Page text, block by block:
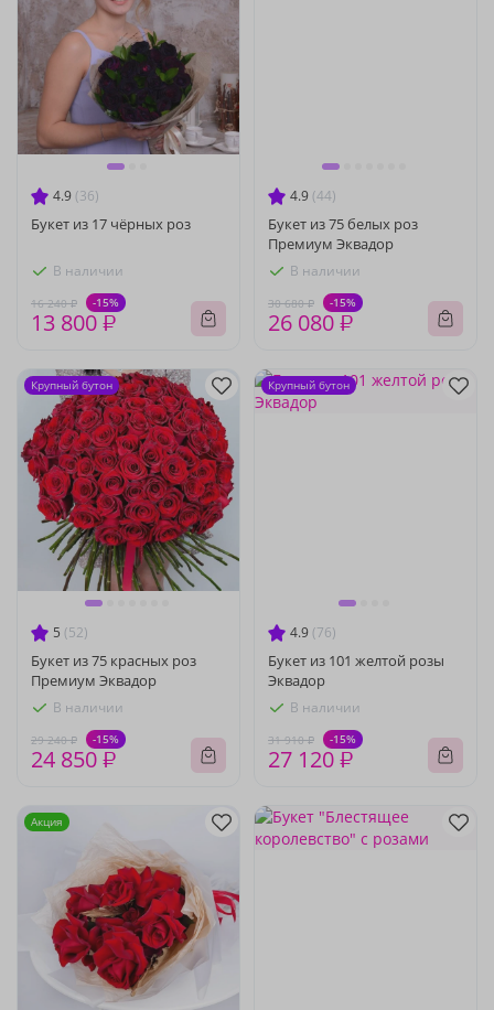
4.9 (36)
Букет из 17 чёрных роз
В наличии
16 240 ₽ -15%
13 800 ₽
4.9 (44)
Букет из 75 белых роз
Премиум Эквадор
В наличии
30 680 ₽ -15%
26 080 ₽
5 (52)
Букет из 75 красных роз
Премиум Эквадор
В наличии
29 240 ₽ -15%
24 850 ₽
Крупный бутон
4.9 (76)
Букет из 101 желтой розы
Эквадор
В наличии
31 910 ₽ -15%
27 120 ₽
Крупный бутон
Акция